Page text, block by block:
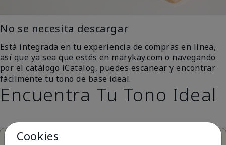
No se necesita descargar
Está integrada en tu experiencia de compras en línea,
así que ya sea que estés en marykay.com o navegando
por el catálogo iCatalog, puedes escanear y encontrar
fácilmente tu tono de base ideal.
Encuentra Tu Tono Ideal
Cookies